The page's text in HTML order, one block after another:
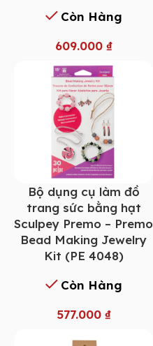
Còn Hàng
609.000 ₫
Bộ dụng cụ làm đồ
trang sức bằng hạt
Sculpey Premo – Premo
Bead Making Jewelry
Kit (PE 4048)
Còn Hàng
577.000 ₫